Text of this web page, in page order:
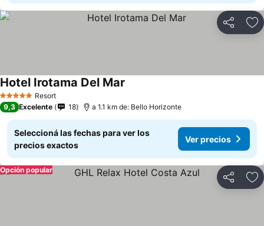
Compartir
5 Estrellas Resort
Hotel Irotama Del Mar
9,3 Excelente 18 a 1.1 km de: Bello Horizonte
Seleccioná las fechas para ver los
precios exactos
Ver precios
Compartir
Opción popular